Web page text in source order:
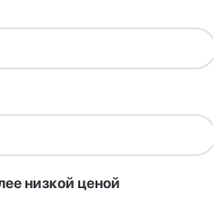
низкой ценой